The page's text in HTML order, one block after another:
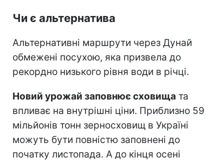
Чи є альтернатива
Альтернативні маршрути через Дунай
обмежені посухою, яка призвела до
рекордно низького рівня води в річці.
Новий урожай заповнює сховища та
впливає на внутрішні ціни. Приблизно 59
мільйонів тонн зерносховищ в Україні
можуть бути повністю заповнені до
початку листопада. А до кінця осені